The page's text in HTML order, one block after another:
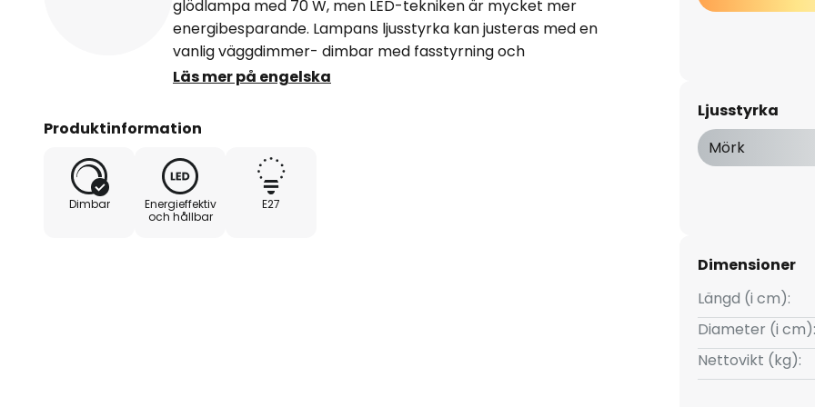
glödlampa med 70 W, men LED-tekniken är mycket mer
energibesparande. Lampans ljusstyrka kan justeras med en
vanlig väggdimmer- dimbar med fasstyrning och
fasavskärningsdimmer- levereras i en uppsättning av 3
Läs mer på engelska
Produktinformation
Dimbar
Energieffektiv
och hållbar
E27
Ljusstyrka
Mörk
Dimensioner
Längd (i cm):
Diameter (i cm):
Nettovikt (kg):